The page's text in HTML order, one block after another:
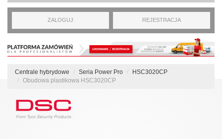
ZALOGUJ REJESTRACJA
Centrale hybrydowe Seria Power Pro
HSC3020CP
Obudowa plastikowa HSC3020CP